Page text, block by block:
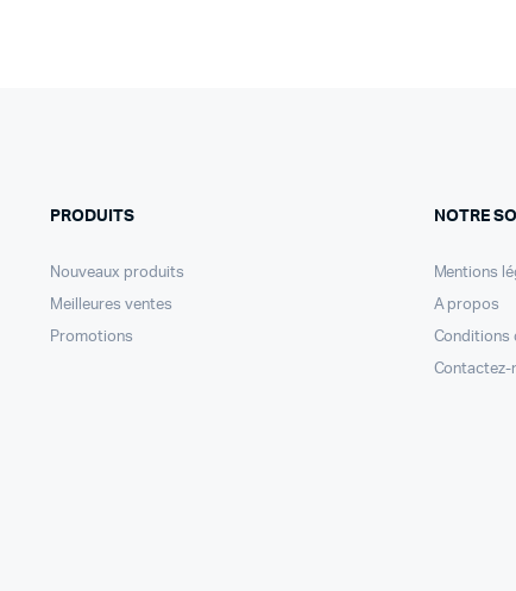
PRODUITS
Nouveaux produits
Meilleures ventes
Promotions
NOTRE
Mentions
A propos
Conditions
Contactez-